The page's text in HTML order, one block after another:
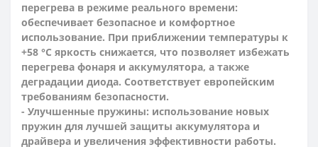
перегрева в режиме реального времени:
обеспечивает безопасное и комфортное
использование. При приближении температуры к
+58 °C яркость снижается, что позволяет избежать
перегрева фонаря и аккумулятора, а также
деградации диода. Соответствует европейским
требованиям безопасности.
- Улучшенные пружины: использование новых
пружин для лучшей защиты аккумулятора и
драйвера и увеличения эффективности работы.